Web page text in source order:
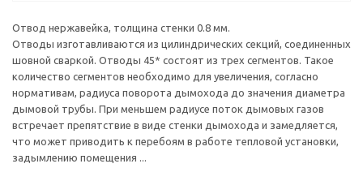
Отвод нержавейка, толщина стенки 0.8 мм.
Отводы изготавливаются из цилиндрических секций, соединенных
шовной сваркой. Отводы 45* состоят из трех сегментов. Такое
количество сегментов необходимо для увеличения, согласно
нормативам, радиуса поворота дымохода до значения диаметра
дымовой трубы. При меньшем радиусе поток дымовых газов
встречает препятствие в виде стенки дымохода и замедляется,
что может приводить к перебоям в работе тепловой установки,
задымлению помещения ...